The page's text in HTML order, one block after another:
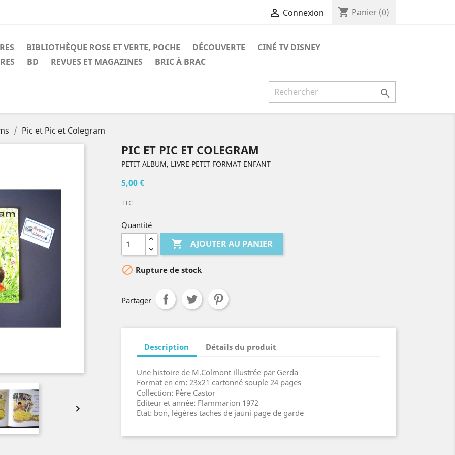
 Connexion shopping_cart Panier (0)
BIBLIOTHÈQUE ROSE ET VERTE, POCHE DÉCOUVERTE
CINÉ TV DISNEY
BD REVUES ET MAGAZINES BRIC À BRAC

Pic et Pic et Colegram

PIC ET PIC ET COLEGRAM
PETIT ALBUM, LIVRE PETIT FORMAT ENFANT
5,00 €
TTC
Quantité
 AJOUTER AU PANIER
 Rupture de stock
Partager
Description Détails du produit
Une histoire de M.Colmont illustrée par Gerda
Format en cm: 23x21 cartonné souple 24 pages
Collection: Père Castor
Editeur et année: Flammarion 1972
Etat: bon, légères taches de jauni page de garde